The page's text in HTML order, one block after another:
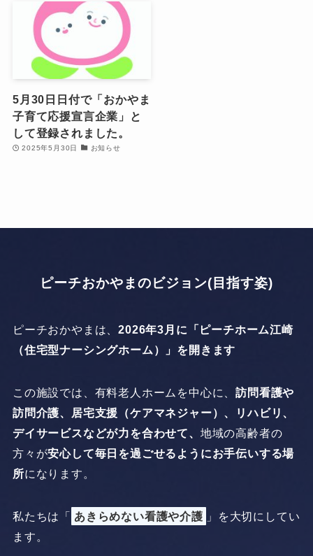
5月30日日付で「おかやま
子育て応援宣言企業」と
して登録されました。
2025年5月30日 お知らせ
ピーチおかやまのビジョン(目指す姿)
ピーチおかやまは、2026年3月に「ピーチホーム江崎
（住宅型ナーシングホーム）」を開きます
この施設では、有料老人ホームを中心に、訪問看護や
訪問介護、居宅支援（ケアマネジャー）、リハビリ、
デイサービスなどが力を合わせて、 地域の高齢者の
方々が安心して毎日を過ごせるようにお手伝いする場
所になります。
私たちは「 あきらめない看護や介護 」を大切にしてい
ます。